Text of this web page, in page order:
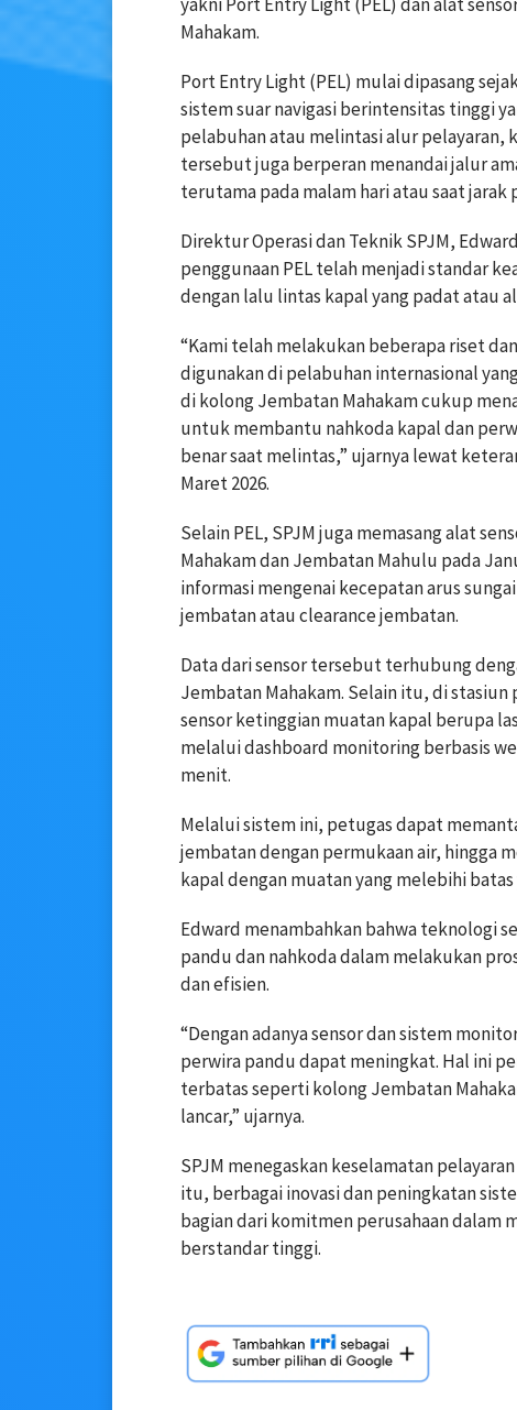
Mahakam.
Port Entry Light (PEL) mulai dipasang
sistem suar navigasi berintensitas tinggi
pelabuhan atau melintasi alur pelayaran,
tersebut juga berperan menandai jalur
terutama pada malam hari atau saat jarak
Direktur Operasi dan Teknik SPJM,
penggunaan PEL telah menjadi standar
dengan lalu lintas kapal yang padat atau
“Kami telah melakukan beberapa riset
digunakan di pelabuhan internasional
di kolong Jembatan Mahakam cukup
untuk membantu nahkoda kapal dan
benar saat melintas,” ujarnya lewat
Maret 2026.
Selain PEL, SPJM juga memasang alat
Mahakam dan Jembatan Mahulu pada
informasi mengenai kecepatan arus
jembatan atau clearance jembatan.
Data dari sensor tersebut terhubung
Jembatan Mahakam. Selain itu, di
sensor ketinggian muatan kapal berupa
melalui dashboard monitoring berbasis
menit.
Melalui sistem ini, petugas dapat
jembatan dengan permukaan air, hingga
kapal dengan muatan yang melebihi
Edward menambahkan bahwa teknologi
pandu dan nahkoda dalam melakukan
dan efisien.
“Dengan adanya sensor dan sistem
perwira pandu dapat meningkat. Hal ini
terbatas seperti kolong Jembatan
lancar,” ujarnya.
SPJM menegaskan keselamatan
itu, berbagai inovasi dan peningkatan
bagian dari komitmen perusahaan dalam
berstandar tinggi.